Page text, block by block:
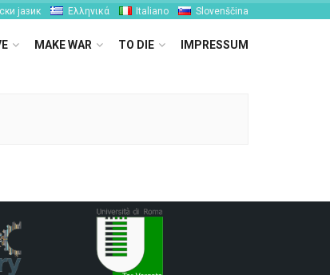
јазик Ελληνικά Italiano Slovenščina
MAKE WAR TO DIE IMPRESSUM